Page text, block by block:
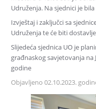
Udruženja. Na sjednici je
Izvještaj i zaključci sa
Udruženja te će biti
Slijedeća sjednica UO je
građnaskog savjetovanja na
godine
Objavljeno 02.10.2023.